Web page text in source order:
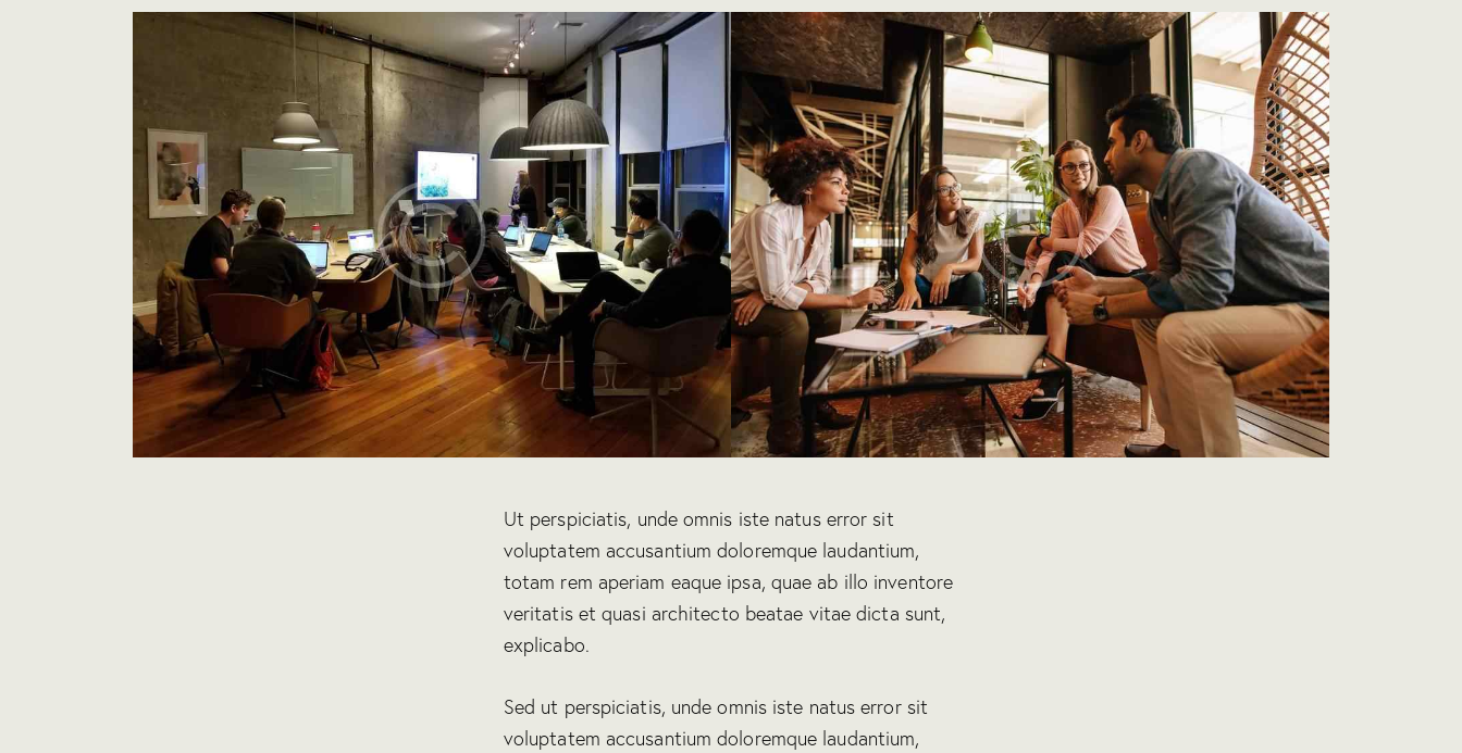
Ut perspiciatis, unde omnis iste natus error sit
voluptatem accusantium doloremque laudantium,
totam rem aperiam eaque ipsa, quae ab illo inventore
veritatis et quasi architecto beatae vitae dicta sunt,
explicabo.
Sed ut perspiciatis, unde omnis iste natus error sit
voluptatem accusantium doloremque laudantium,